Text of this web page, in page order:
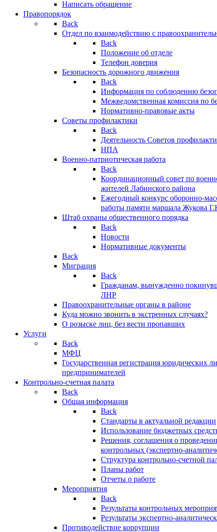
Написать обращение
Правопорядок
Back
Отдел по взаимодействию с
Back
Положение об отделе
Телефон доверия
Безопасность дорожного движения
Back
Информация по соблюдению
Межведомственная комиссия по
Нормативно-правовые акты
Советы профилактики
Back
Деятельность Советов
НПА
Военно-патриотическая работа
Back
Координационный совет по
жителей Лабинского района
Ежегодный конкурс оборонно-
работы памяти маршала Жукова
Штаб охраны общественного порядка
Back
Новости
Нормативные документы
Back
Миграция
Back
Гражданам, вынужденно
ЛНР
Правоохранительные органы в районе
Куда можно звонить в экстренных случаях?
О розыске лиц, без вести пропавших
Услуги
Back
МФЦ
Государственная регистрация юридических
предпринимателей
Контрольно-счетная палата
Back
Общая информация
Back
Стандарты в актуальной редакции
Использование бюджетных
Решения, соглашения о
контрольных (экспертно-
Структура контрольно-счетной
Планы работ
Отчеты о работе
Мероприятия
Back
Результаты контрольных
Результаты экспертно-
Противодействие коррупции